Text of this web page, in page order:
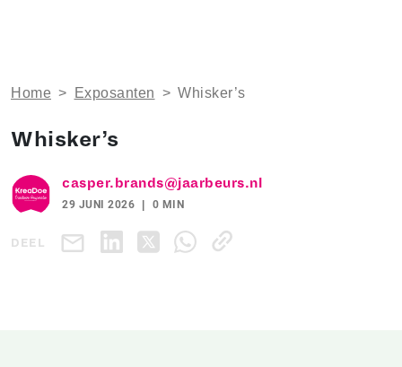
Home > Exposanten > Whisker’s
Whisker’s
casper.brands@jaarbeurs.nl
29 JUNI 2026 0 MIN
DEEL